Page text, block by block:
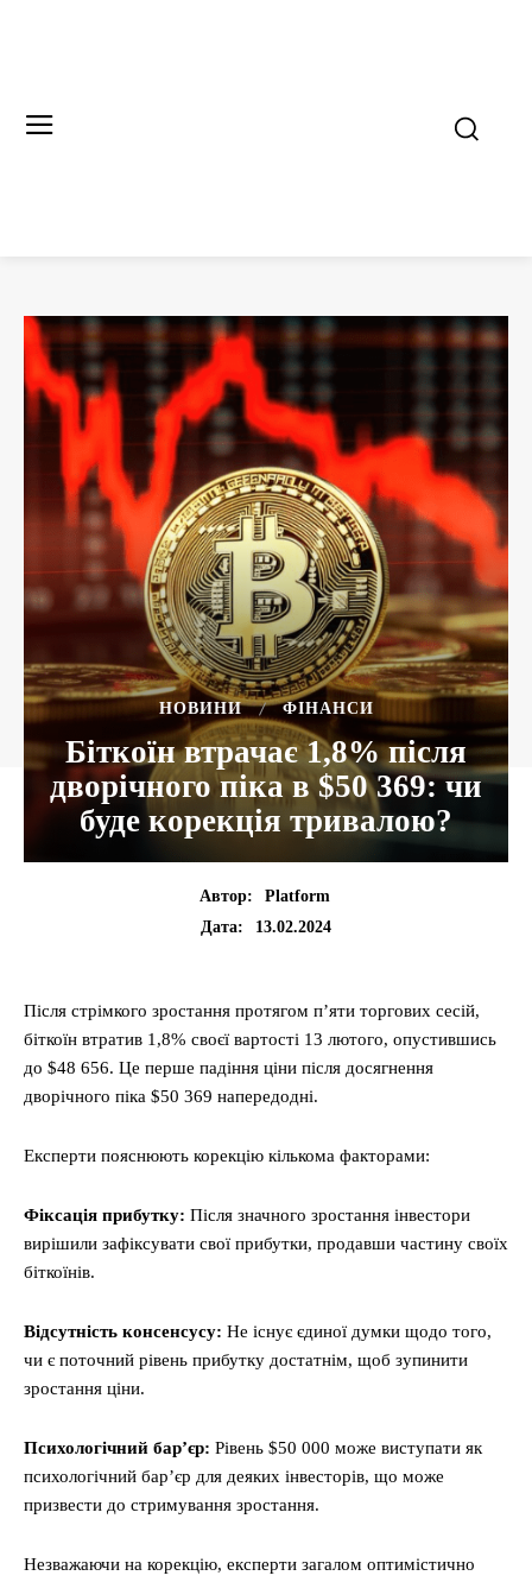
НОВИНИ ФІНАНСИ
Біткоїн втрачає 1,8% після
дворічного піка в $50 369: чи
буде корекція тривалою?
Автор:
Platform
Дата:
13.02.2024
Після стрімкого зростання протягом п’яти торгових сесій,
біткоїн втратив 1,8% своєї вартості 13 лютого, опустившись
до $48 656. Це перше падіння ціни після досягнення
дворічного піка $50 369 напередодні.
Експерти пояснюють корекцію кількома факторами:
Фіксація прибутку: Після значного зростання інвестори
вирішили зафіксувати свої прибутки, продавши частину своїх
біткоїнів.
Відсутність консенсусу: Не існує єдиної думки щодо того,
чи є поточний рівень прибутку достатнім, щоб зупинити
зростання ціни.
Психологічний бар’єр: Рівень $50 000 може виступати як
психологічний бар’єр для деяких інвесторів, що може
призвести до стримування зростання.
Незважаючи на корекцію, експерти загалом оптимістично